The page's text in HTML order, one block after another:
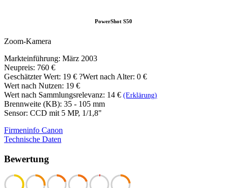
PowerShot S50
Zoom-Kamera
Markteinführung: März 2003
Neupreis: 760 €
Geschätzter Wert: 19 € ?Wert nach Alter: 0 €
Wert nach Nutzen: 19 €
Wert nach Sammlungsrelevanz: 14 € (Erklärung)
Brennweite (KB): 35 - 105 mm
Sensor: CCD mit 5 MP, 1/1,8"
Firmeninfo Canon
Technische Daten
Bewertung